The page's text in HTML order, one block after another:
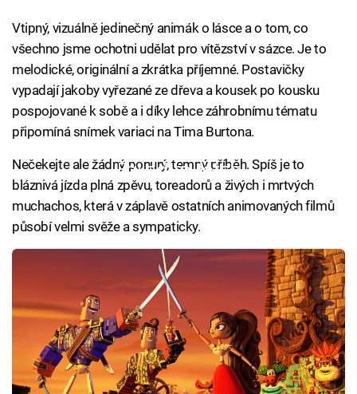
Vtipný, vizuálně jedinečný animák o lásce a o tom, co
všechno jsme ochotni udělat pro vítězství v sázce. Je to
melodické, originální a zkrátka příjemné. Postavičky
vypadají jakoby vyřezané ze dřeva a kousek po kousku
pospojované k sobě a i díky lehce záhrobnímu tématu
připomíná snímek variaci na Tima Burtona.
Failed to fetch
Nečekejte ale žádný ponurý, temný příběh. Spíš je to
bláznivá jízda plná zpěvu, toreadorů a živých i mrtvých
muchachos, která v záplavě ostatních animovaných filmů
působí velmi svěže a sympaticky.